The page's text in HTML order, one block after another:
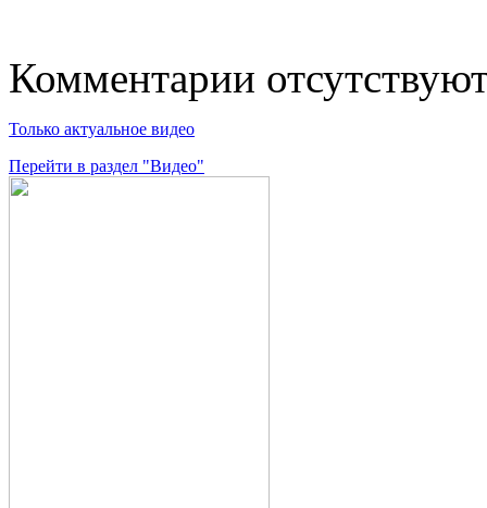
Комментарии
Только актуальное видео
Перейти в раздел "Видео"